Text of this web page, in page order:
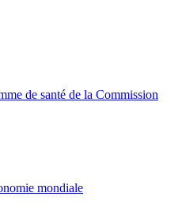
de santé de la Commission
mondiale